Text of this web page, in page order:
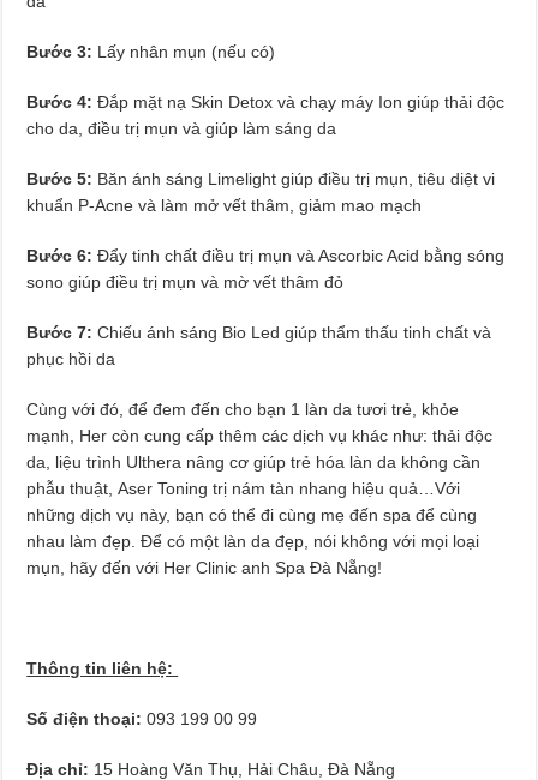
Bước 3: Lấy nhân mụn (nếu có)
Bước 4:Đắp mặt nạ Skin Detox và chạy máy Ion giúp thải độc
cho da, điều trị mụn và giúp làm sáng da
Bước 5: Băn ánh sáng Limelight giúp điều trị mụn, tiêu diệt vi
khuẩn P-Acne và làm mở vết thâm, giảm mao mạch
Bước 6: Đẩy tinh chất điều trị mụn và Ascorbic Acid bằng sóng
sono giúp điều trị mụn và mờ vết thâm đỏ
Bước 7: Chiếu ánh sáng Bio Led giúp thẩm thấu tinh chất và
phục hồi da
Cùng với đó, để đem đến cho bạn 1 làn da tươi trẻ, khỏe
mạnh, Her còn cung cấp thêm các dịch vụ khác như: thải độc
da, liệu trình Ulthera nâng cơ giúp trẻ hóa làn da không cần
phẫu thuật, Aser Toning trị nám tàn nhang hiệu quả…Với
những dịch vụ này, bạn có thể đi cùng mẹ đến spa để cùng
nhau làm đẹp. Để có một làn da đẹp, nói không với mọi loại
mụn, hãy đến với Her Clinic anh Spa Đà Nẵng!
Thông tin liên hệ:
Số điện thoại: 093 199 00 99
Địa chỉ: 15 Hoàng Văn Thụ, Hải Châu, Đà Nẵng